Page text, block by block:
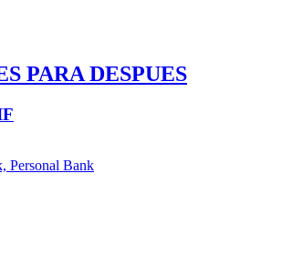
PARA DESPUES